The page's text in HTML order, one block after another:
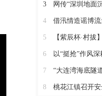
3 网传“深圳地面沉降
4 借汛情造谣博流量，广西
5 【紫辰杯·村拔】聚
6 以“挺抢”作风深耕“
7 “大连湾海底隧道能
8 桃花江镇召开